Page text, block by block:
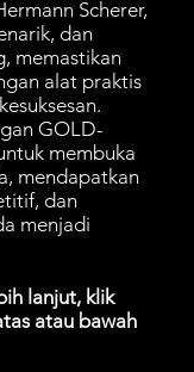
Scherer,
dan
memastikan
alat praktis
GOLD-
membuka
mendapatkan
dan
menjadi
lanjut, klik
atau bawah